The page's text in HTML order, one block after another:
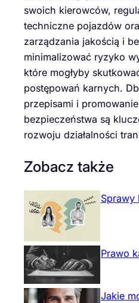
swoich kierowców,
techniczne pojazdów
zarządzania jakością i
minimalizować ryzyko
które mogłyby
postępowań karnych.
przepisami i
bezpieczeństwa są
rozwoju działalności
Zobacz także
Sprawy
Prawo
Jakie